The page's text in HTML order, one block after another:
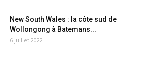
New South Wales : la côte sud de
Wollongong à Batemans...
6 juillet 2022